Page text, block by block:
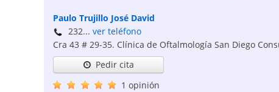
Paulo Trujillo José David
232... ver teléfono
Cra 43 # 29-35. Clínica de Oftalmología San Diego
Pedir cita
1 opinión